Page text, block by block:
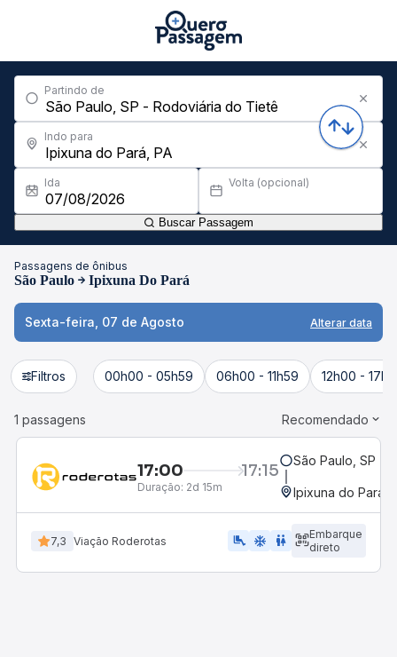
Partindo de
Indo para
Ida Volta (opcional)
Buscar Passagem
Passagens de ônibus
São Paulo Ipixuna Do Pará
Sexta-feira, 07 de Agosto Alterar data
Filtros 00h00 - 05h59 06h00 - 11h59 12h00 -
1 passagens Recomendado
17:00 17:15
Duração: 2d 15m
São Paulo, SP -
Ipixuna do Pará,
7,3 Viação Roderotas airline_seat_legroom_extra ac_unit WC
Embarque
direto